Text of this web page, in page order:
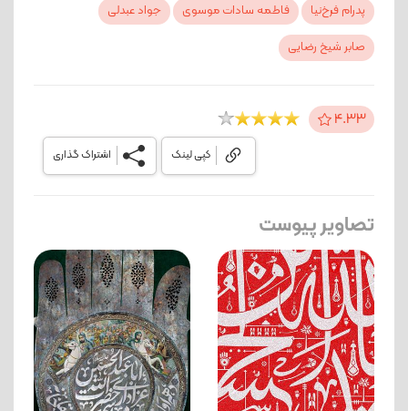
پدرام فرخ‌نیا
فاطمه سادات موسوی
جواد عبدلی
صابر شیخ‌ رضایی
4.33
اشتراک گذاری کپی لینک
تصاویر پیوست